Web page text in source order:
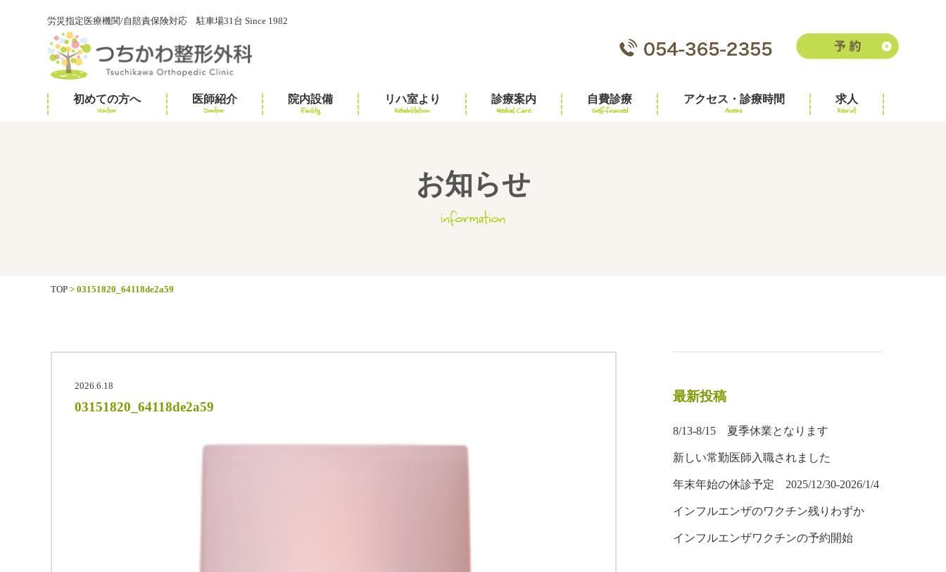
労災指定医療機関/自賠責保険対応 駐車場31台 Since 1982
初めての方へ
Visitor
医師紹介
Doctor
院内設備
Facility
リハ室より
Rehabilitation
診療案内
Medical Care
自費診療
Self-financed
アクセス・診療時間
Access
求人
Recruit
お知らせ
information
TOP > 03151820_64118de2a59
2026.6.18
03151820_64118de2a59
最新投稿
8/13-8/15 夏季休業となります
新しい常勤医師入職されました
年末年始の休診予定 2025/12/30-2026/1/4
インフルエンザのワクチン残りわずか
インフルエンザワクチンの予約開始